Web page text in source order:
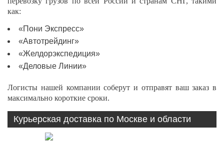
как:
«Пони Экспресс»
«Автотрейдинг»
«Желдорэкспедиция»
«Деловые Линии»
Логисты нашей компании соберут и отправят ваш заказ в
максимально короткие сроки.
Курьерская доставка по Москве и области